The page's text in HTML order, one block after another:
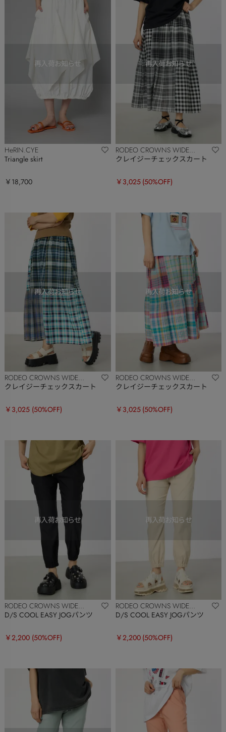
HeRIN.CYE
Triangle skirt
￥18,700
RODEO CROWNS WIDE
BOWL
クレイジーチェックスカート
￥3,025 (50%OFF)
RODEO CROWNS WIDE
BOWL
クレイジーチェックスカート
￥3,025 (50%OFF)
RODEO CROWNS WIDE
BOWL
クレイジーチェックスカート
￥3,025 (50%OFF)
RODEO CROWNS WIDE
BOWL
D/S COOL EASY JOGパンツ
￥2,200 (50%OFF)
RODEO CROWNS WIDE
BOWL
D/S COOL EASY JOGパンツ
￥2,200 (50%OFF)